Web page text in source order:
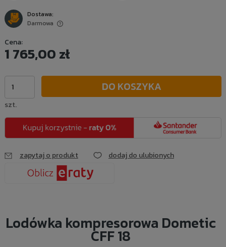
Dostawa:
Darmowa
Cena:
1 765,00 zł
szt.
DO KOSZYKA
zapytaj o produkt dodaj do ulubionych
Lodówka kompresorowa Dometic
CFF 18